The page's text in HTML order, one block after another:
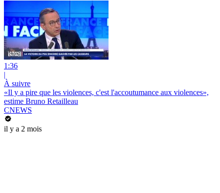
1:36
|
À suivre
«Il y a pire que les violences, c'est l'accoutumance aux violences»,
estime Bruno Retailleau
CNEWS
il y a 2 mois